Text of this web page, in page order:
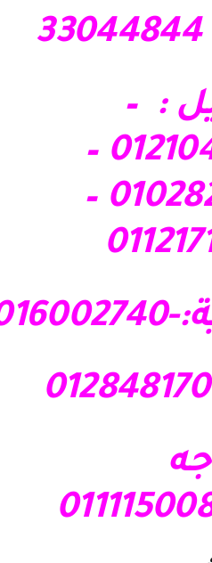
: –
01210403676 –
01028285295 –